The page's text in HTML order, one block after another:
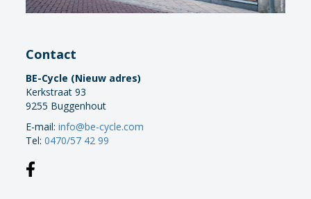
Contact
BE-Cycle (Nieuw adres)
Kerkstraat 93
9255 Buggenhout
E-mail:info@be-cycle.com
Tel:0470/57 42 99